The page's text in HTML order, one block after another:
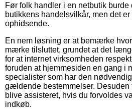
Før folk handler i en netbutik burde
butikkens handelsvilkår, men det
ophidsende.
En nem løsning er at bemærke
mærke tilsluttet, grundet at det
for at internet virksomheden
foruden at hjemmesiden en gang i
specialister som har den
gældende bestemmelser. Desuden
blive assisteret, hvis du forvoldes
indkøb.